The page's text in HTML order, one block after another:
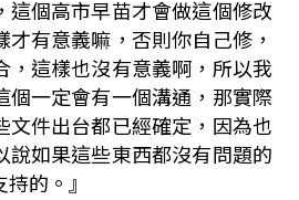
這個高市早苗才會做這個修改
有意義嘛，否則你自己修，
，這樣也沒有意義啊，所以我
個一定會有一個溝通，那實際
文件出台都已經確定，因為也
說如果這些東西都沒有問題的
的。』